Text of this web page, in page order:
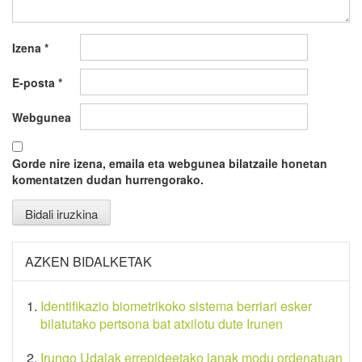
Izena *
E-posta *
Webgunea
Gorde nire izena, emaila eta webgunea bilatzaile honetan
komentatzen dudan hurrengorako.
AZKEN BIDALKETAK
Identifikazio biometrikoko sistema berriari esker
bilatutako pertsona bat atxilotu dute Irunen
Irungo Udalak errepideetako lanak modu ordenatuan